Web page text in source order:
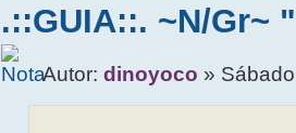
.::GUIA::. ~N/Gr~
Autor:dinoyoco »